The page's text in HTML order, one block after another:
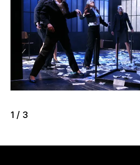
1 / 3